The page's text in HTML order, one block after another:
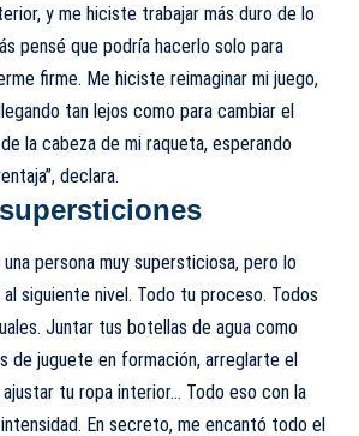
y me hiciste trabajar más duro de lo
pensé que podría hacerlo solo para
firme. Me hiciste reimaginar mi juego,
tan lejos como para cambiar el
la cabeza de mi raqueta, esperando
declara.
una persona muy supersticiosa, pero lo
siguiente nivel. Todo tu proceso. Todos
Juntar tus botellas de agua como
de juguete en formación, arreglarte el
tu ropa interior… Todo eso con la
intensidad. En secreto, me encantó todo el